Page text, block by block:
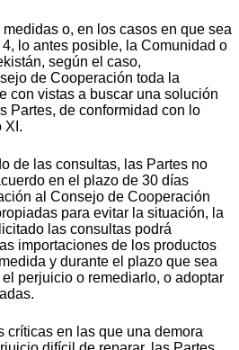
o, en los casos en que sea
lo antes posible, la Comunidad o
según el caso,
de Cooperación toda la
con vistas a buscar una solución
Partes, de conformidad con lo
XI.
de las consultas, las Partes no
en el plazo de 30 días
al Consejo de Cooperación
para evitar la situación, la
las consultas podrá
importaciones de los productos
y durante el plazo que sea
perjuicio o remediarlo, o adoptar
en las que una demora